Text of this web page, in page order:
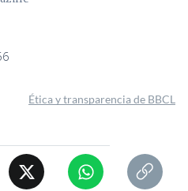
Neme
Poblete